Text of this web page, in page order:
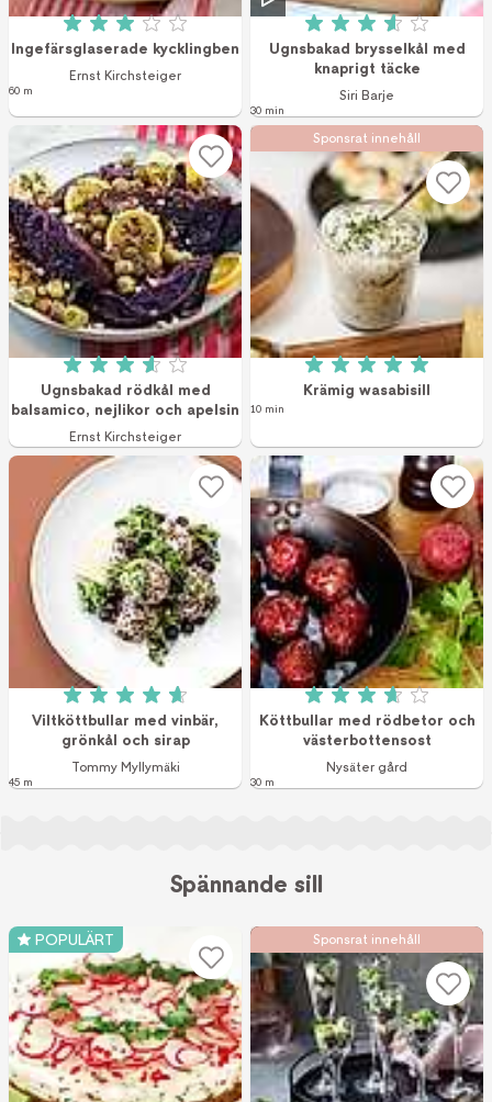
Betyg: 3 av 5 (85 röster)
Ingefärsglaserade kycklingben
Ernst Kirchsteiger
60 m
Betyg: 3.6 av 5
Ugnsbakad brysselkål med
knaprigt täcke
Siri Barje
30 min
Betyg: 3.6 av 5 (66 röster)
Ugnsbakad rödkål med
balsamico, nejlikor och apelsin
Ernst Kirchsteiger
Sponsrat innehåll
Betyg: 5 av 5 (2
Krämig wasabisill
10 min
Betyg: 4.7 av 5 (6 röster)
Viltköttbullar med vinbär,
grönkål och sirap
Tommy Myllymäki
45 m
Betyg: 3.7 av 5
Köttbullar med rödbetor och
västerbottensost
Nysäter gård
30 m
Spännande sill
POPULÄRT Sponsrat innehåll